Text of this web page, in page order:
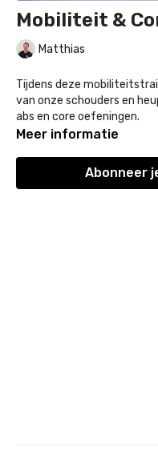
Mobiliteit &
Matthias
Tijdens deze
van onze schouders en
abs en core oefeningen.
Meer informatie
Abonneer